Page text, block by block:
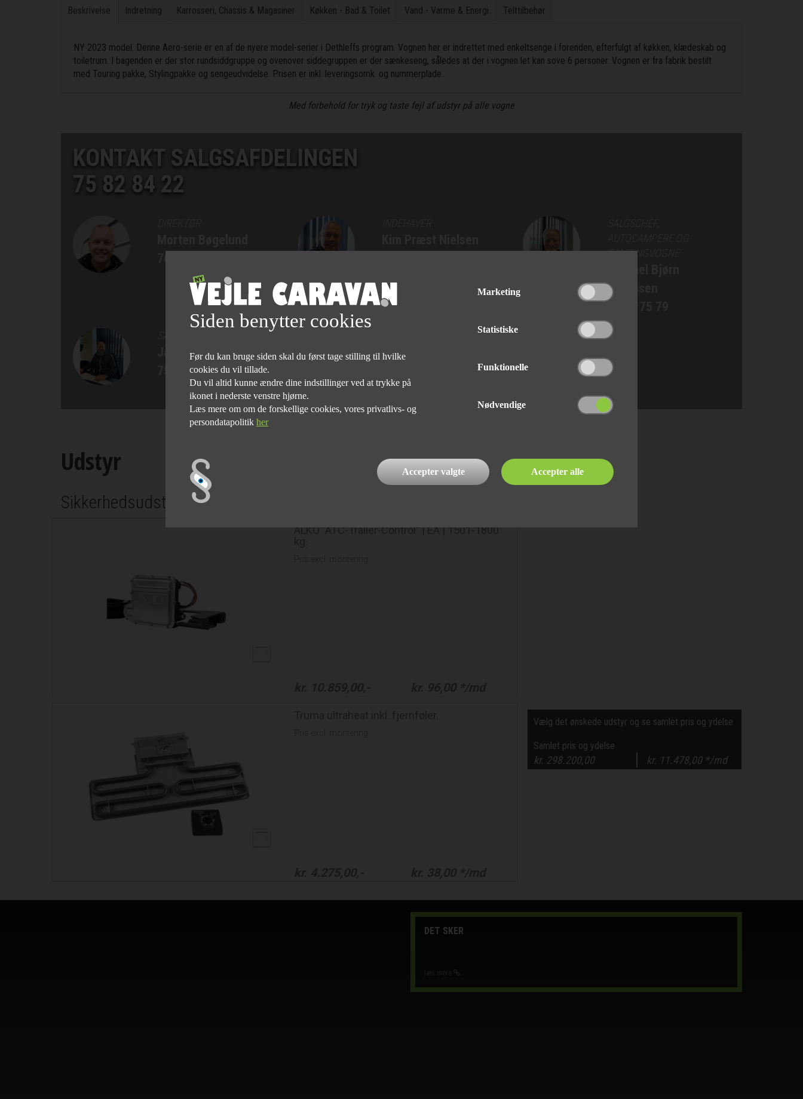
Beskrivelse Indretning Karrosseri, Chassis & Magasiner Køkken - Bad & Toilet Vand - Varme & Energi Telttilbehør
NY 2023 model. Denne Aero-serie er en af de nyere model-serier i Dethleffs program. Vognen her er indrettet med enkeltsenge i forenden, efterfulgt af køkken, klædeskab og
toiletrum. I bagenden er der stor rundsiddgruppe og ovenover siddegruppen er der sænkeseng, således at der i vognen let kan sove 6 personer. Vognen er fra fabrik bestilt
med Touring pakke, Stylingpakke og sengeudvidelse. Prisen er inkl. leveringsomk. og nummerplade.
Med forbehold for tryk og taste fejl af udstyr på alle vogne
KONTAKT SALGSAFDELINGEN
75 82 84 22
CAMPINGVOGNE
Jakobsen
Jan Bertelsen
75 82 84 22
Udstyr
Sikkerhedsudstyr
ALKO "ATC-Trailer-Control" | EA | 1501-1800
Vælg det ønskede udstyr og se samlet pris og ydelse
Samlet pris og ydelse
kr. 298.200,00 kr. 11.478,00*/md
DET SKER
Siden benytter cookies
Før du kan bruge siden skal du først tage stilling til hvilke
cookies du vil tillade.
Du vil altid kunne ændre dine indstillinger ved at trykke på
ikonet i nederste venstre hjørne.
Læs mere om om de forskellige cookies, vores privatlivs- og
persondatapolitik her
Marketing
Statistiske
Funktionelle
Nødvendige
Accepter valgte Accepter alle